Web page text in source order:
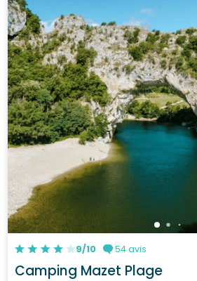
9/10 54 avis
Camping Mazet Plage